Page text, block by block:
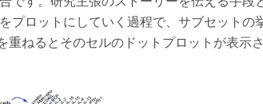
プロットにしていく過程で、サブセット
ねるとそのセルのドットプロットが表示